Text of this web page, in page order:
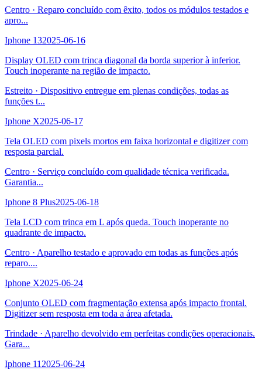
Centro · Reparo concluído com êxito, todos os módulos testados e
apro...
Iphone 132025-06-16
Display OLED com trinca diagonal da borda superior à inferior.
Touch inoperante na região de impacto.
Estreito · Dispositivo entregue em plenas condições, todas as
funções t...
Iphone X2025-06-17
Tela OLED com pixels mortos em faixa horizontal e digitizer com
resposta parcial.
Centro · Serviço concluído com qualidade técnica verificada.
Garantia...
Iphone 8 Plus2025-06-18
Tela LCD com trinca em L após queda. Touch inoperante no
quadrante de impacto.
Centro · Aparelho testado e aprovado em todas as funções após
reparo....
Iphone X2025-06-24
Conjunto OLED com fragmentação extensa após impacto frontal.
Digitizer sem resposta em toda a área afetada.
Trindade · Aparelho devolvido em perfeitas condições operacionais.
Gara...
Iphone 112025-06-24